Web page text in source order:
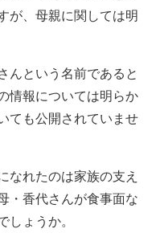
が、母親に関しては明
んという名前であると
情報については明らか
ても公開されていませ
なれたのは家族の支え
・香代さんが食事面な
しょうか。